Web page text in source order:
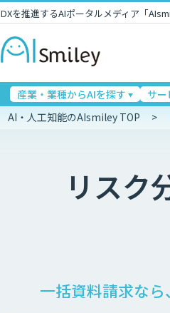
DXを推進するAIポータルメディア「
産業・業種からAIを探す サー
AI・人工知能のAIsmiley TOP
リスク
一括資料請求な